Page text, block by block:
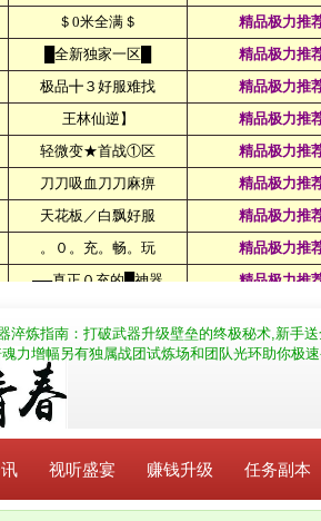
淬炼指南：打破武器升级壁垒的终极秘术,新手
力增幅另有独属战团试炼场和团队光环助你极
视听盛宴 赚钱升级 任务副本